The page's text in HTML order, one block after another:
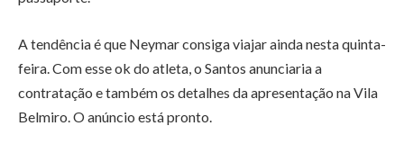
A tendência é que Neymar consiga viajar ainda nesta quinta-
feira. Com esse ok do atleta, o Santos anunciaria a
contratação e também os detalhes da apresentação na Vila
Belmiro. O anúncio está pronto.